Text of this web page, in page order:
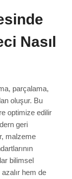
Nasıl
parçalama,
oluşur. Bu
optimize edilir
geri
malzeme
bilimsel
hem de